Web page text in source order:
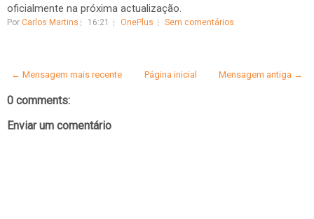
oficialmente na próxima actualização.
Por Carlos Martins 16:21 OnePlus Sem comentários
← Mensagem mais recente Mensagem antiga →
Página inicial
0 comments:
Enviar um comentário